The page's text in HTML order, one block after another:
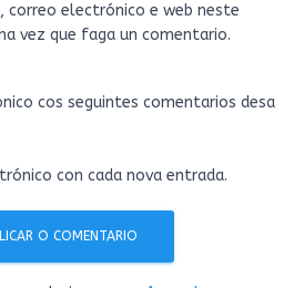
correo electrónico e web neste
vez que faga un comentario.
cos seguintes comentarios desa
con cada nova entrada.